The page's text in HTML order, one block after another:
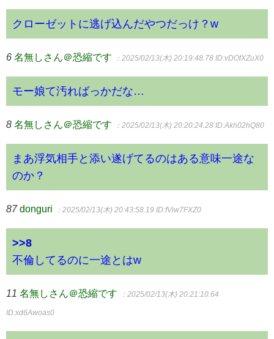
クローゼットに逃げ込んだやつだっけ？w
6 名無しさん＠恐縮です ：2025/02/13(木) 20:19:48.78 ID:vDOfXZuX0
モー娘て汚ればっかだな…
8 名無しさん＠恐縮です ：2025/02/13(木) 20:20:24.28 ID:Akh02hQ80
まあ浮気相手と添い遂げてるのはある意味一途な
のか？
87 donguri ：2025/02/13(木) 20:43:58.19 ID:fViw7FXZ0
>>8
不倫してるのに一途とはw
11 名無しさん＠恐縮です ：2025/02/13(木) 20:21:10.64
ID:xd6Awoas0